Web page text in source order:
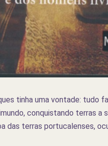
tinha uma vontade: tudo
conquistando terras a
das terras portucalenses,